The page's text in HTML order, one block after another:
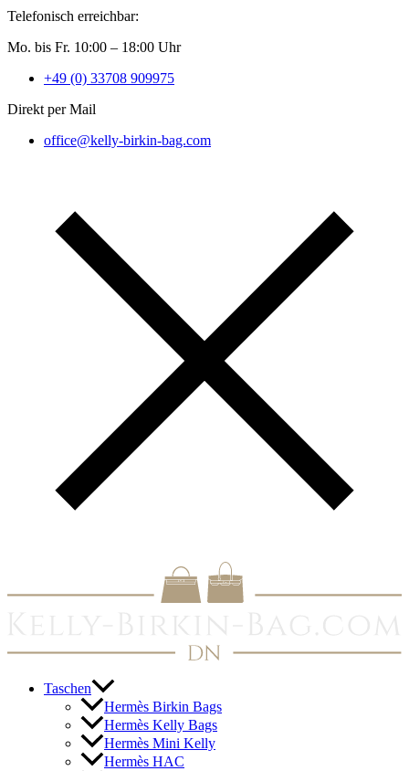
Telefonisch erreichbar:
Mo. bis Fr. 10:00 – 18:00 Uhr
+49 (0) 33708 909975
Direkt per Mail
office@kelly-birkin-bag.com
Taschen
Hermès Birkin Bags
Hermès Kelly Bags
Hermès Mini Kelly
Hermès HAC